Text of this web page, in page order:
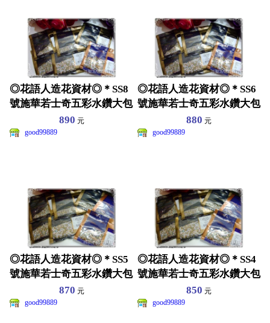
◎花語人造花資材◎＊SS8
號施華若士奇五彩水鑽大包
裝＊AB鑽~尖角鑽~
890 元
good99889
◎花語人造花資材◎＊SS6
號施華若士奇五彩水鑽大包
裝＊AB鑽~尖角鑽~
880 元
good99889
◎花語人造花資材◎＊SS5
號施華若士奇五彩水鑽大包
裝＊AB鑽~尖角鑽~
870 元
good99889
◎花語人造花資材◎＊SS4
號施華若士奇五彩水鑽大包
裝＊AB鑽~尖角鑽~
850 元
good99889